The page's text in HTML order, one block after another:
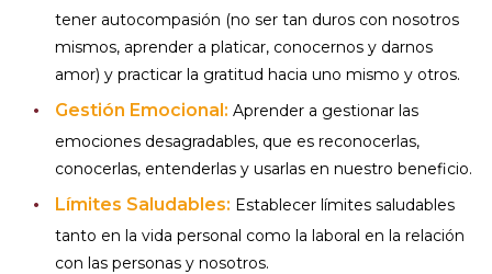
tener autocompasión (no ser tan duros con nosotros
mismos, aprender a platicar, conocernos y darnos
amor) y practicar la gratitud hacia uno mismo y otros.
Gestión Emocional: Aprender a gestionar las
emociones desagradables, que es reconocerlas,
conocerlas, entenderlas y usarlas en nuestro beneficio.
Límites Saludables: Establecer límites saludables
tanto en la vida personal como la laboral en la relación
con las personas y nosotros.